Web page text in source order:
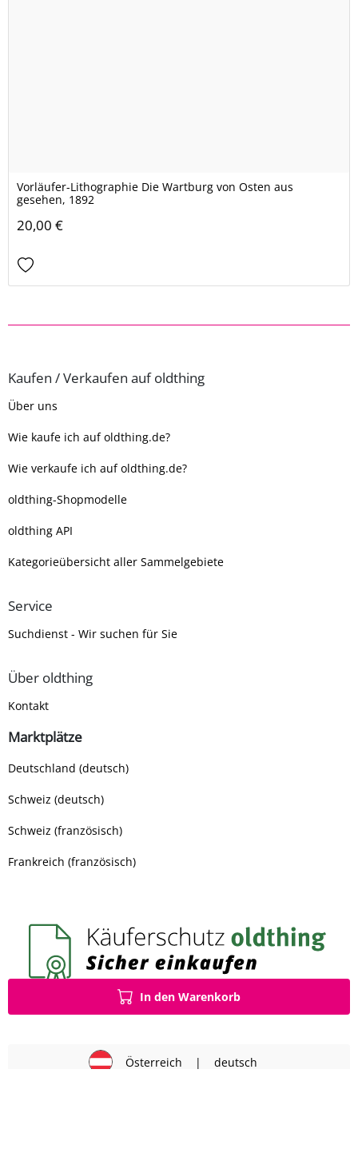
In den Warenkorb
Vorläufer-Lithographie Die Wartburg von Osten aus
gesehen, 1892
20,00 €
Kaufen / Verkaufen auf oldthing
Über uns
Wie kaufe ich auf oldthing.de?
Wie verkaufe ich auf oldthing.de?
oldthing-Shopmodelle
oldthing API
Kategorieübersicht aller Sammelgebiete
Service
Suchdienst - Wir suchen für Sie
Über oldthing
Kontakt
Marktplätze
Deutschland (deutsch)
Schweiz (deutsch)
Schweiz (französisch)
Frankreich (französisch)
Österreich | deutsch